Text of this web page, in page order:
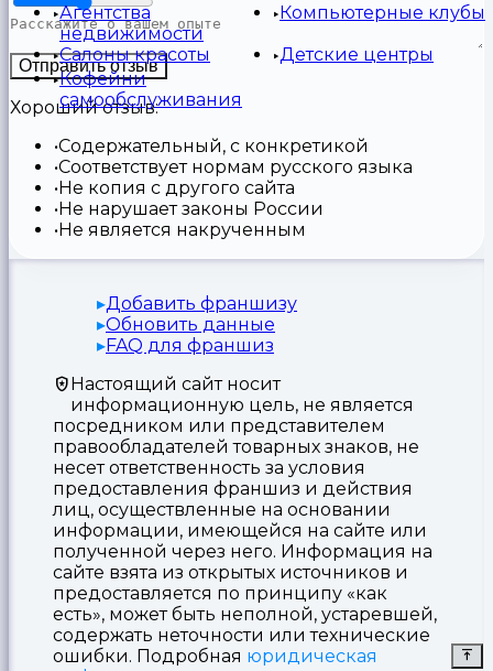
Агентства
недвижимости
Компьютерные клубы
Салоны красоты
Детские центры
Кофейни
самообслуживания
Отправить отзыв
Хороший отзыв:
Содержательный, с конкретикой
Соответствует нормам русского языка
Не копия с другого сайта
Не нарушает законы России
Не является накрученным
Добавить франшизу
Обновить данные
FAQ для франшиз
Настоящий сайт носит
информационную цель, не является
посредником или представителем
правообладателей товарных знаков, не
несет ответственность за условия
предоставления франшиз и действия
лиц, осуществленные на основании
информации, имеющейся на сайте или
полученной через него. Информация на
сайте взята из открытых источников и
предоставляется по принципу «как
есть», может быть неполной, устаревшей,
содержать неточности или технические
ошибки. Подробная юридическая